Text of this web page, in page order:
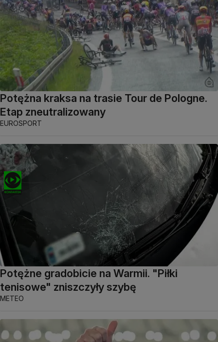
Potężna kraksa na trasie Tour de Pologne.
Etap zneutralizowany
EUROSPORT
Potężne gradobicie na Warmii. "Piłki
tenisowe" zniszczyły szybę
METEO